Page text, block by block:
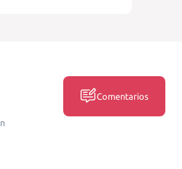
Comentarios